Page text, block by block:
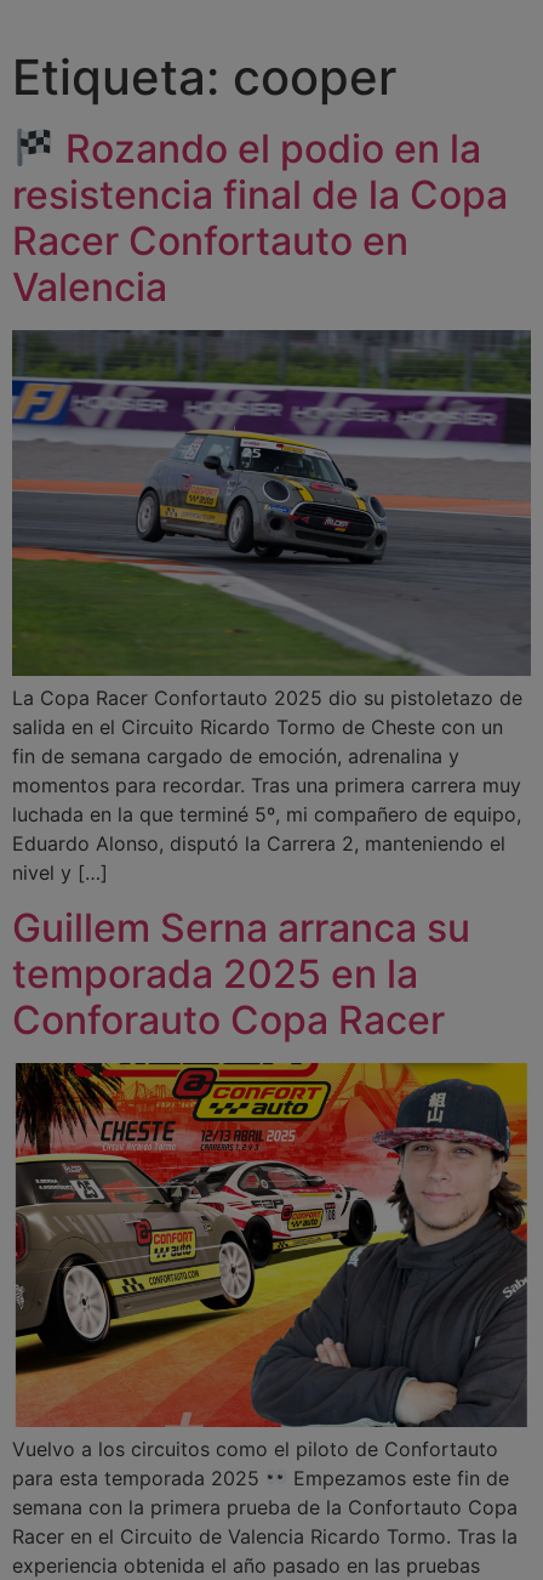
Etiqueta: cooper
Rozando el podio en la
resistencia final de la Copa
Racer Confortauto en
Valencia
La Copa Racer Confortauto 2025 dio su pistoletazo de
salida en el Circuito Ricardo Tormo de Cheste con un
fin de semana cargado de emoción, adrenalina y
momentos para recordar. Tras una primera carrera muy
luchada en la que terminé 5º, mi compañero de equipo,
Eduardo Alonso, disputó la Carrera 2, manteniendo el
nivel y […]
Guillem Serna arranca su
temporada 2025 en la
Conforauto Copa Racer
Vuelvo a los circuitos como el piloto de Confortauto
para esta temporada 2025
Empezamos este fin de
semana con la primera prueba de la Confortauto Copa
Racer en el Circuito de Valencia Ricardo Tormo. Tras la
experiencia obtenida el año pasado en las pruebas